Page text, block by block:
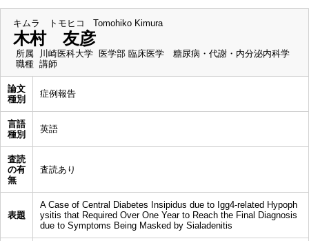
キムラ トモヒコ Tomohiko Kimura
木村 友彦
所属
川崎医科大学 医学部 臨床医学 糖尿病・代謝・内分泌内科学
職種 講師
論文
種別
症例報告
言語
種別
英語
査読
の有
無
査読あり
表題
A Case of Central Diabetes Insipidus due to Igg4-related Hypoph
ysitis that Required Over One Year to Reach the Final Diagnosis
due to Symptoms Being Masked by Sialadenitis